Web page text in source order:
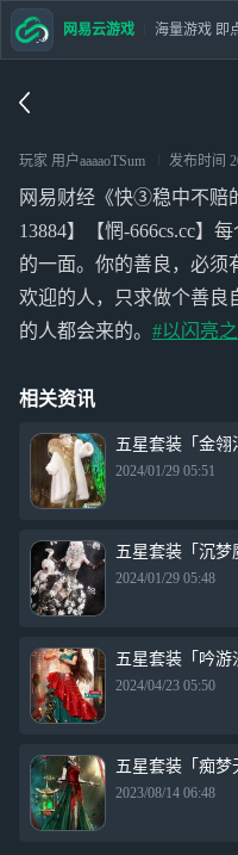
玩家 用户aaaaoTSum 发布时间
网易财经《快③稳中不赔
13884】【惘-666cs.cc】
的一面。你的善良，必须
欢迎的人，只求做个善良
的人都会来的。 #以闪亮
相关资讯
五星套装「金翎
2024/01/29 05:51
五星套装「沉梦
2024/01/29 05:48
五星套装「吟游
2024/04/23 05:50
五星套装「痴梦
2023/08/14 06:48
网易云游戏 海量游戏 即